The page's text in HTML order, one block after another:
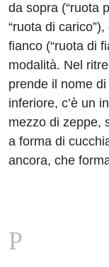
da sopra (“ruota
“ruota di
fianco (“ruota di
modalità. Nel
prende il nome
inferiore, c’è un
mezzo di zeppe,
a forma di
ancora, che
P